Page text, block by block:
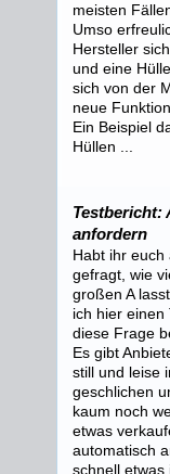
meisten
Umso
Hersteller
und eine
sich von der
neue
Ein Beispiel
Hüllen ...
Testbericht:
anfordern
Habt ihr euch
gefragt, wie
großen A
ich hier einen
diese Frage
Es gibt
still und leise
geschlichen
kaum noch
etwas
automatisch
schnell etwas